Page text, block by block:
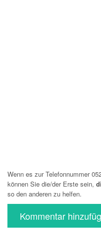
Wenn es zur Telefonnummer
können Sie die/der Erste sein,
so den anderen zu helfen.
Kommentar